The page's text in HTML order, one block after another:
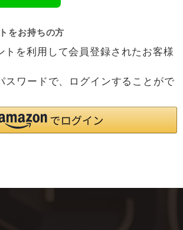
をお持ちの方
トを利用して会員登録されたお客様
スワードで、ログインすることがで